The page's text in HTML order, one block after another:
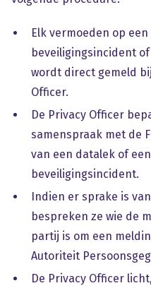
Elk vermoeden op een
beveiligingsincident
wordt direct gemeld
Officer.
De Privacy Officer
samenspraak met de
van een datalek of een
beveiligingsincident.
Indien er sprake is
bespreken ze wie de
partij is om een
Autoriteit
De Privacy Officer